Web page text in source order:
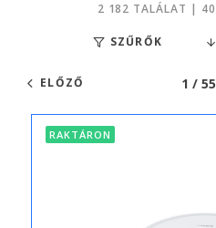
2 182 TALÁLAT | 40
SZŰRŐK
ELŐZŐ 1 / 55
RAKTÁRON